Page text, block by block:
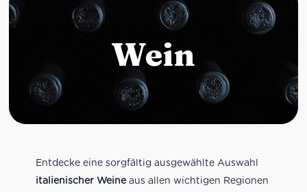
Wein
Entdecke eine sorgfältig ausgewählte Auswahl
italienischer Weineaus allen wichtigen Regionen